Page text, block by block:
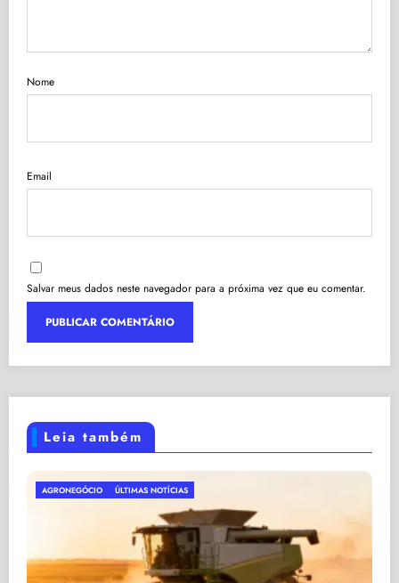
Nome
Email
Salvar meus dados neste navegador para a próxima vez que eu comentar.
Leia também
ECONOMIA DO BRASIL ÚLTIMAS NOTÍCIAS